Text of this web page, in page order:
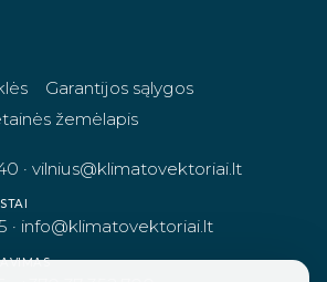
Garantijos sąlygos
žemėlapis
· vilnius@klimatovektoriai.lt
· info@klimatovektoriai.lt